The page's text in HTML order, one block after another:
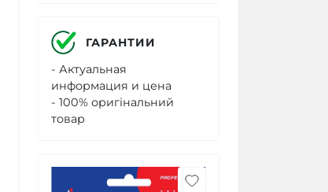
ГАРАНТИИ
- Актуальная
информация и цена
- 100% оригінальний
товар